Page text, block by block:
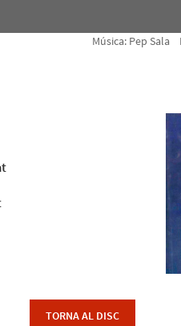
Música: Pep Sala
TORNA AL DISC